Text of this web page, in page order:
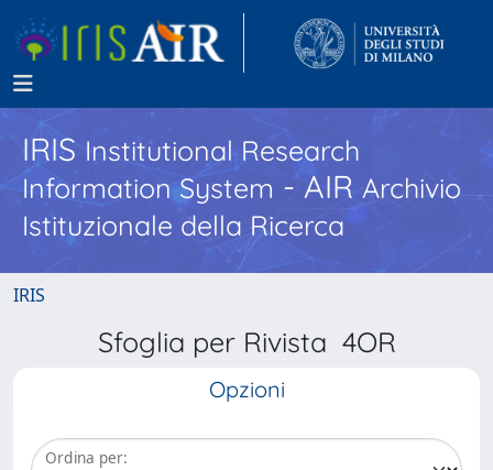
IRISInstitutional Research
Information System - AIR Archivio
Istituzionale della Ricerca
IRIS
Sfoglia per Rivista 4OR
Opzioni
Ordina per: